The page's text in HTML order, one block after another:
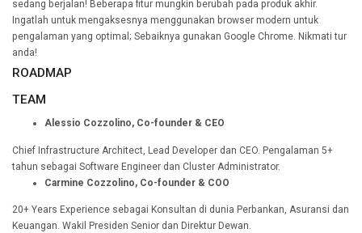
sedang berjalan! Beberapa fitur mungkin berubah pada produk akhir.
Ingatlah untuk mengaksesnya menggunakan browser modern untuk
pengalaman yang optimal; Sebaiknya gunakan Google Chrome. Nikmati tur
anda!
ROADMAP
TEAM
Alessio Cozzolino, Co-founder & CEO
Chief Infrastructure Architect, Lead Developer dan CEO. Pengalaman 5+
tahun sebagai Software Engineer dan Cluster Administrator.
Carmine Cozzolino, Co-founder & COO
20+ Years Experience sebagai Konsultan di dunia Perbankan, Asuransi dan
Keuangan. Wakil Presiden Senior dan Direktur Dewan.